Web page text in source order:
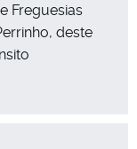
Freguesias
deste